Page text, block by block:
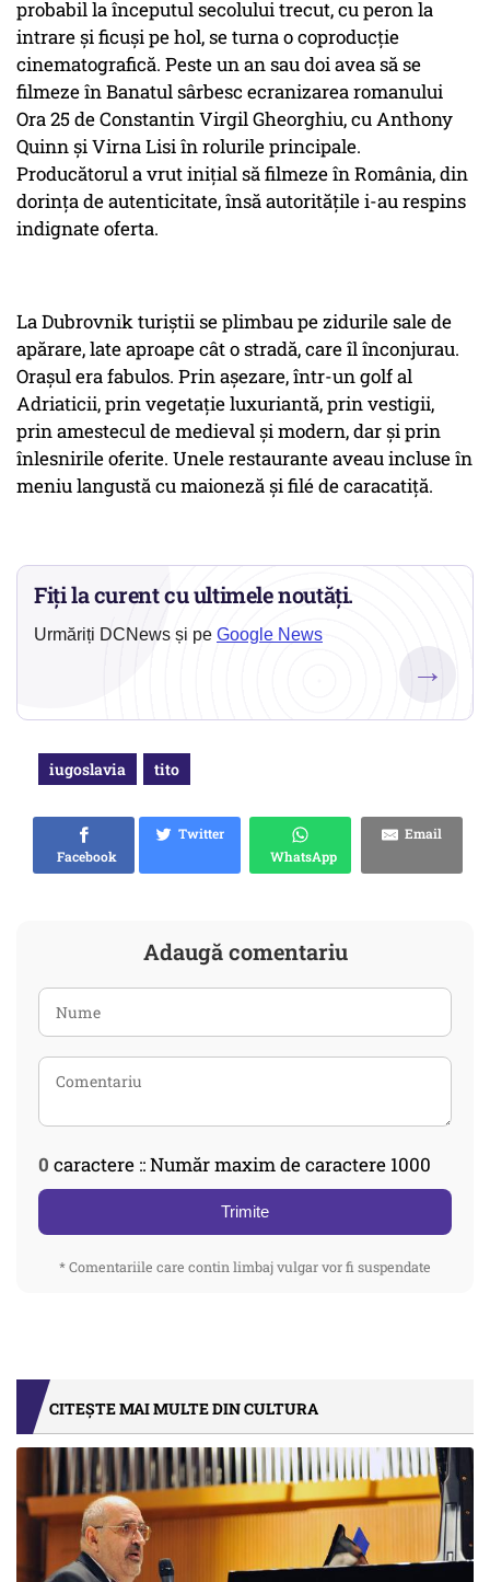
probabil la începutul secolului trecut, cu peron la
intrare şi ficuşi pe hol, se turna o coproducţie
cinema­tografică. Peste un an sau doi avea să se
filmeze în Banatul sârbesc ecranizarea romanului
Ora 25 de Constantin Virgil Gheorghiu, cu Anthony
Quinn şi Virna Lisi în rolurile principale.
Producătorul a vrut iniţial să filmeze în România, din
dorinţa de autenticitate, însă autorităţile i-au respins
indignate oferta.
La Dubrovnik turiştii se plimbau pe zidurile sale de
apărare, late aproape cât o stradă, care îl înconjurau.
Oraşul era fabulos. Prin aşezare, într-un golf al
Adriaticii, prin vegetaţie luxuriantă, prin vestigii,
prin amestecul de medieval şi modern, dar şi prin
înlesnirile oferite. Unele restaurante aveau incluse în
meniu langustă cu maioneză şi filé de caracatiţă.
Fiți la curent cu ultimele noutăți.
Urmăriți DCNews și pe Google News
→
iugoslavia tito
Facebook
Twitter
WhatsApp
Email
Adaugă comentariu
0 caractere :: Număr maxim de caractere 1000
Trimite
* Comentariile care contin limbaj vulgar vor fi suspendate
CITEȘTE MAI MULTE DIN CULTURA